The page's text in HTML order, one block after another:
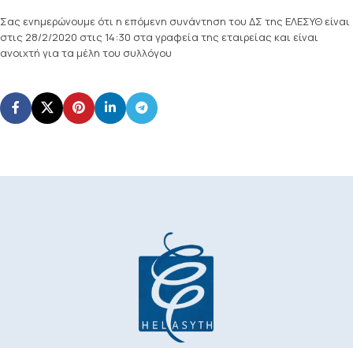
Σας ενημερώνουμε ότι η επόμενη συνάντηση του ΔΣ της ΕΛΕΣΥΘ είναι
στις 28/2/2020 στις 14:30 στα γραφεία της εταιρείας και είναι
ανοιχτή για τα μέλη του συλλόγου